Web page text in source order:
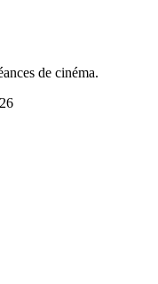
de cinéma.